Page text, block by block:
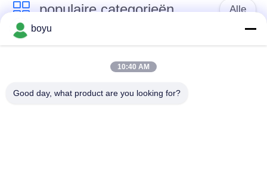
populaire categorieën Alle
transmissielijn die
Luchtlijn die Materiaal
vastbinden
spanning die
De antikabel van de
boyu
10:40 AM
Good day, what product are you looking for?